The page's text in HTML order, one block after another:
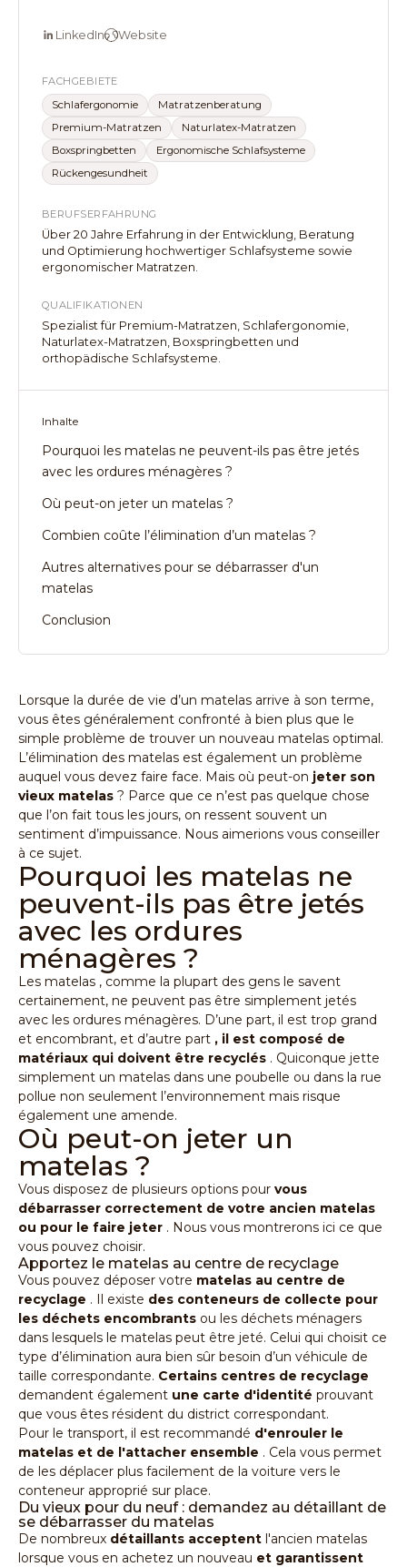
LinkedIn Website
FACHGEBIETE
Schlafergonomie
Matratzenberatung
Premium-Matratzen
Naturlatex-Matratzen
Boxspringbetten
Ergonomische Schlafsysteme
Rückengesundheit
BERUFSERFAHRUNG
Über 20 Jahre Erfahrung in der Entwicklung, Beratung
und Optimierung hochwertiger Schlafsysteme sowie
ergonomischer Matratzen.
QUALIFIKATIONEN
Spezialist für Premium-Matratzen, Schlafergonomie,
Naturlatex-Matratzen, Boxspringbetten und
orthopädische Schlafsysteme.
Inhalte
Pourquoi les matelas ne peuvent-ils pas être jetés
avec les ordures ménagères ?
Où peut-on jeter un matelas ?
Combien coûte l’élimination d’un matelas ?
Autres alternatives pour se débarrasser d'un
matelas
Conclusion
Lorsque la durée de vie d’un matelas arrive à son terme,
vous êtes généralement confronté à bien plus que le
simple problème de trouver un nouveau matelas optimal.
L’élimination des matelas est également un problème
auquel vous devez faire face. Mais où peut-on jeter son
vieux matelas ? Parce que ce n’est pas quelque chose
que l’on fait tous les jours, on ressent souvent un
sentiment d’impuissance. Nous aimerions vous conseiller
à ce sujet.
Pourquoi les matelas ne
peuvent-ils pas être jetés
avec les ordures
ménagères ?
Les matelas , comme la plupart des gens le savent
certainement, ne peuvent pas être simplement jetés
avec les ordures ménagères. D’une part, il est trop grand
et encombrant, et d’autre part , il est composé de
matériaux qui doivent être recyclés . Quiconque jette
simplement un matelas dans une poubelle ou dans la rue
pollue non seulement l’environnement mais risque
également une amende.
Où peut-on jeter un
matelas ?
Vous disposez de plusieurs options pour vous
débarrasser correctement de votre ancien matelas
ou pour le faire jeter . Nous vous montrerons ici ce que
vous pouvez choisir.
Apportez le matelas au centre de recyclage
Vous pouvez déposer votre matelas au centre de
recyclage . Il existe des conteneurs de collecte pour
les déchets encombrants ou les déchets ménagers
dans lesquels le matelas peut être jeté. Celui qui choisit ce
type d’élimination aura bien sûr besoin d’un véhicule de
taille correspondante. Certains centres de recyclage
demandent également une carte d'identité prouvant
que vous êtes résident du district correspondant.
Pour le transport, il est recommandé d'enrouler le
matelas et de l'attacher ensemble . Cela vous permet
de les déplacer plus facilement de la voiture vers le
conteneur approprié sur place.
Du vieux pour du neuf : demandez au détaillant de
se débarrasser du matelas
De nombreux détaillants acceptent l'ancien matelas
lorsque vous en achetez un nouveau et garantissent